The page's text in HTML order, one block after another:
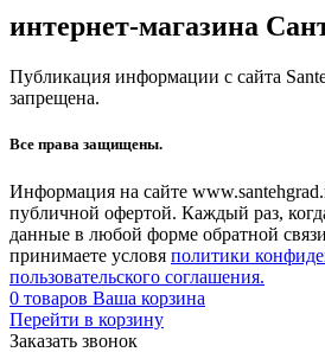
интернет-магазина
Публикация информации с сайта
запрещена.
Все права защищены.
Информация на сайте
публичной офертой. Каждый раз,
данные в любой форме обратной
принимаете условя политики
пользовательского соглашения.
0 товаров Ваша корзина
Перейти в корзину
Заказать звонок